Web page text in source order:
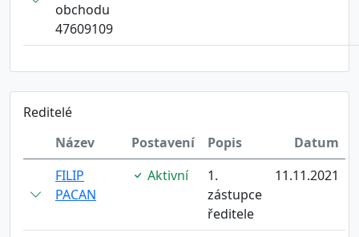
obchodu
47609109
Reditelé
Název
Postavení Popis
Datum
FILIP
PACAN
Aktivní
1.
zástupce
ředitele
11.11.2021